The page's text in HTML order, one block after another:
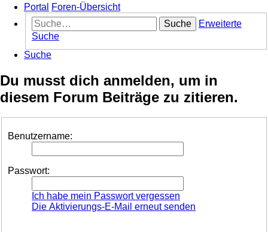
Portal
Foren-Übersicht
Suche
Erweiterte
Suche
Suche
Du musst dich anmelden, um in
diesem Forum Beiträge zu zitieren.
Benutzername:
Passwort:
Ich habe mein Passwort vergessen
Die Aktivierungs-E-Mail erneut senden